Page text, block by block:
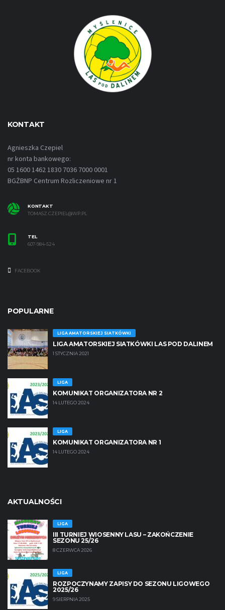
KONTAKT
Agnieszka Czepiel
nr konta bankowego:
05 1600 1462 1830 7036 7000 0001
BGŻBNP Centrum Rozliczeniowe nr 1
KONTAKT
TOMASZ.CZEPIEL@WP.PL
TEL
607-984-524
FACEBOOK
POPULARNE
LIGA AMATORSKIEJ SIATKÓWKI
LIGA AMATORSKIEJ SIATKÓWKI LAS POD DALINEM
1 STYCZNIA 2021
LIGA
KOMUNIKAT ORGANIZATORA NR 2
14 LUTEGO 2024
LIGA
KOMUNIKAT ORGANIZATORA NR 1
14 LUTEGO 2024
AKTUALNOŚCI
LIGA
III TURNIEJ WIOSENNY LASU – ZAKOŃCZENIE
SEZONU 25/26
8 CZERWCA 2026
LIGA
ROZPOCZYNAMY ZAPISY DO SEZONU LIGOWEGO
2025/26
9 SIERPNIA 2025